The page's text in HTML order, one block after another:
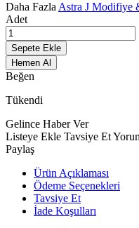
Daha Fazla Astra J Modifiye
Adet
Sepete Ekle
Hemen Al
Beğen
Tükendi
Gelince Haber Ver
Listeye Ekle Tavsiye Et
Paylaş
Ürün Açıklaması
Ödeme Seçenekleri
Tavsiye Et
İade Koşulları